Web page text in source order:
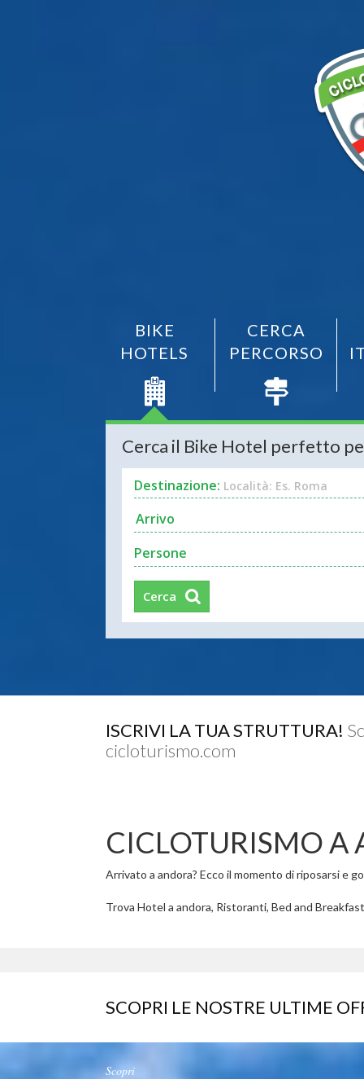
BIKE
HOTELS
CERCA
PERCORSO
Cerca il Bike Hotel perfetto
Destinazione: Località: Es. Roma
Persone
Cerca
ISCRIVI LA TUA STRUTTURA!
cicloturismo.com
CICLOTURISMO A
Arrivato a andora? Ecco il momento di riposarsi e
Trova Hotel a andora, Ristoranti, Bed and
SCOPRI LE NOSTRE ULTIME
Scopri